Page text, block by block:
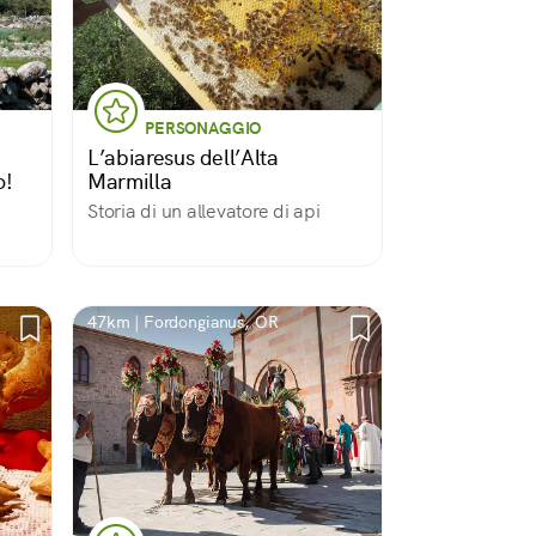
PERSONAGGIO
L’abiaresus dell’Alta
Marmilla
Storia di un allevatore di api
47km | Fordongianus, OR